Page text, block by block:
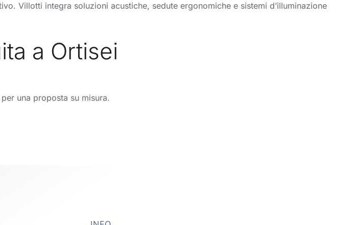
Villotti integra soluzioni acustiche, sedute ergonomiche e sistemi d’illuminazione
a Ortisei
una proposta su misura.